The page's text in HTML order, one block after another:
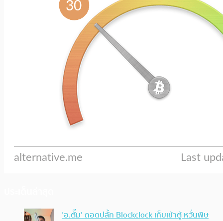
‘อ.ตั๊ม’ ถอดปลั้ก Blockclock เก็บเข้าตู้ หวั่นพิษ